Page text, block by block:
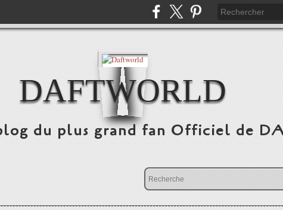
DAFTWORLD
du plus grand fan Officiel de